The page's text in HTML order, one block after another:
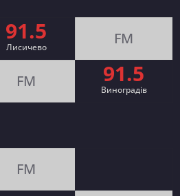
91.5
Лисичево FM
FM 91.5
Виноградів
FM